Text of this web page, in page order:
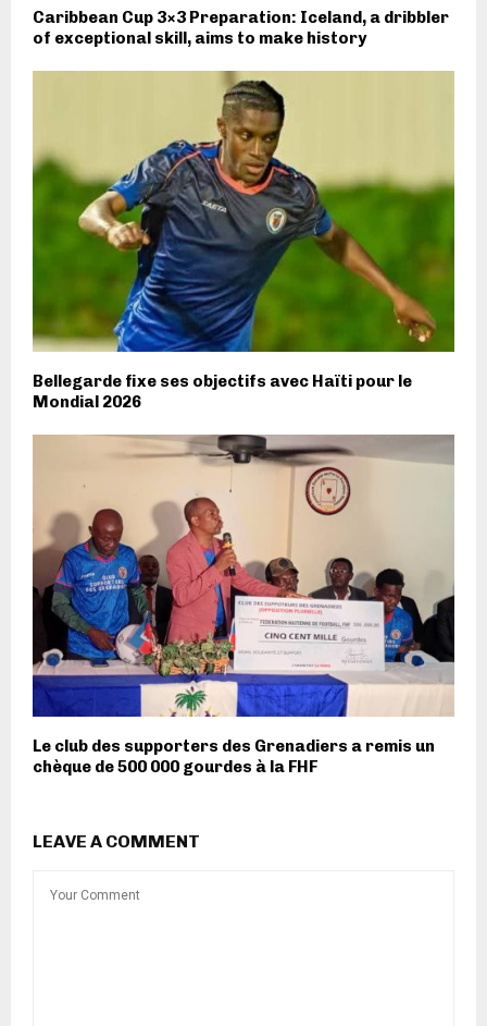
Caribbean Cup 3×3 Preparation: Iceland, a dribbler
of exceptional skill, aims to make history
Bellegarde fixe ses objectifs avec Haïti pour le
Mondial 2026
Le club des supporters des Grenadiers a remis un
chèque de 500 000 gourdes à la FHF
LEAVE A COMMENT